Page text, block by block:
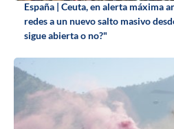
España | Ceuta, en alerta máxima
redes a un nuevo salto masivo
sigue abierta o no?"